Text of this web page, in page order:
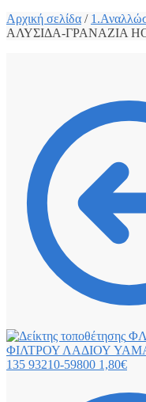
Αρχική σελίδα /
ΑΛΥΣΙΔΑ-ΓΡΑΝΑΖΙΑ
ΦΙΛΤΡΟΥ ΛΑΔΙΟΥ
135 93210-59800 1,80€